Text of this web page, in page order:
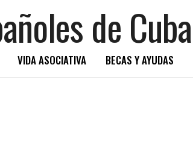
VIDA ASOCIATIVA BECAS Y AYUDAS